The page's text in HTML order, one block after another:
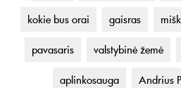
kokie bus orai gaisras
pavasaris valstybinė žemė
aplinkosauga Andrius